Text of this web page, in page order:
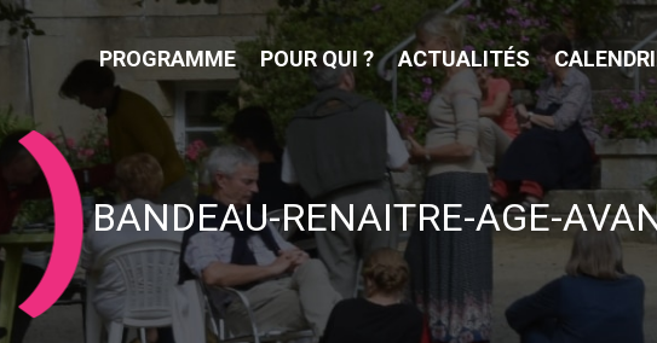
PROGRAMME POUR QUI ? ACTUALITÉS
BANDEAU-RENAITRE-AGE-